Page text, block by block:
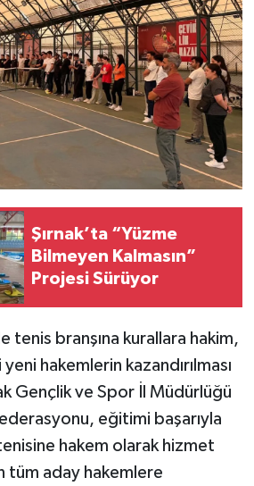
Şırnak’ta “Yüzme
Bilmeyen Kalmasın”
Projesi Sürüyor
tenis branşına kurallara hakim,
hakemlerin kazandırılması
Gençlik ve Spor İl Müdürlüğü
eğitimi başarıyla
hakem olarak hizmet
tüm aday hakemlere